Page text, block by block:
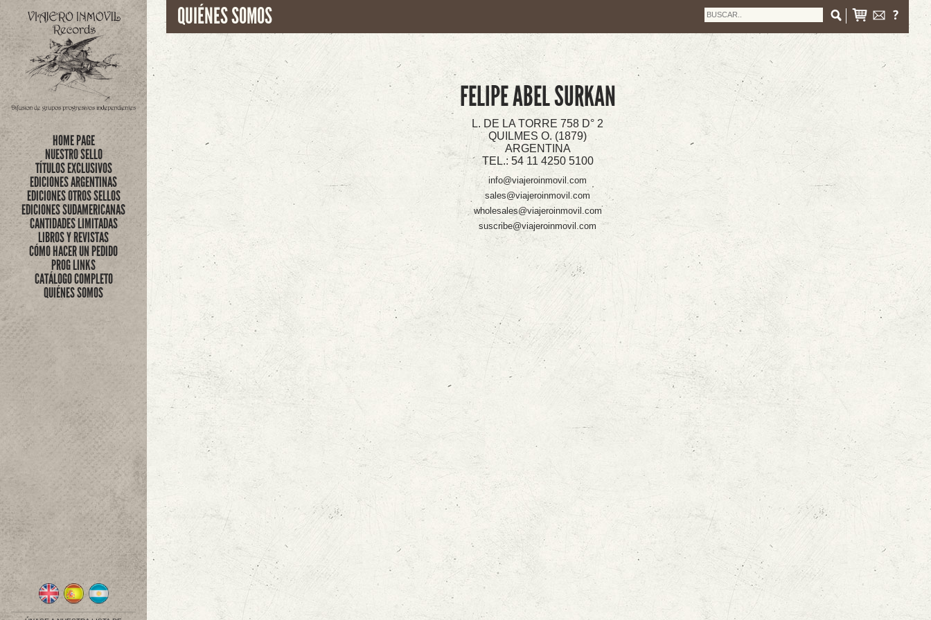
HOME PAGE
NUESTRO SELLO
TÍTULOS EXCLUSIVOS
EDICIONES ARGENTINAS
EDICIONES OTROS SELLOS
EDICIONES SUDAMERICANAS
CANTIDADES LIMITADAS
LIBROS Y REVISTAS
CÓMO HACER UN PEDIDO
PROG LINKS
CATÁLOGO COMPLETO
QUIÉNES SOMOS
QUIÉNES SOMOS
FELIPE ABEL SURKAN
L. DE LA TORRE 758 D° 2
QUILMES O. (1879)
ARGENTINA
TEL.: 54 11 4250 5100
info@viajeroinmovil.com
sales@viajeroinmovil.com
wholesales@viajeroinmovil.com
suscribe@viajeroinmovil.com